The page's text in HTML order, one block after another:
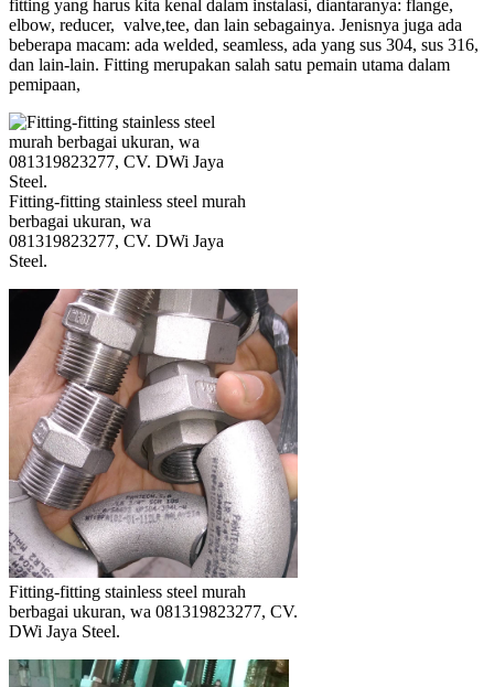
fitting yang harus kita kenal dalam instalasi, diantaranya: flange,
elbow, reducer, valve,tee, dan lain sebagainya. Jenisnya juga ada
beberapa macam: ada welded, seamless, ada yang sus 304, sus 316,
dan lain-lain. Fitting merupakan salah satu pemain utama dalam
pemipaan,
Fitting-fitting stainless steel murah
berbagai ukuran, wa
081319823277, CV. DWi Jaya
Steel.
Fitting-fitting stainless steel murah
berbagai ukuran, wa 081319823277, CV.
DWi Jaya Steel.